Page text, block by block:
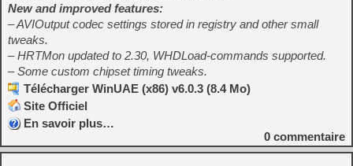
New and improved features:
– AVIOutput codec settings stored in registry and other small
tweaks.
– HRTMon updated to 2.30, WHDLoad-commands supported.
– Some custom chipset timing tweaks.
Télécharger WinUAE (x86) v6.0.3 (8.4 Mo)
Site Officiel
En savoir plus…
0 commentaire